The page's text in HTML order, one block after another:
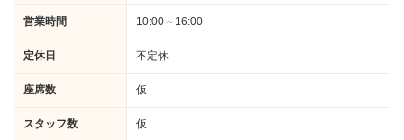
営業時間 10:00～16:00
定休日 不定休
座席数 仮
スタッフ数 仮